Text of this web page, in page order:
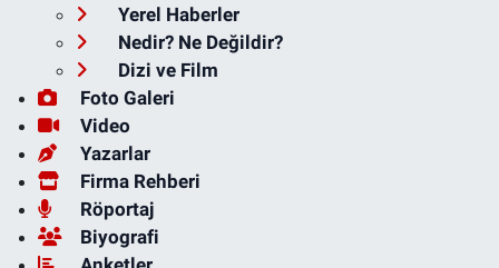
Yerel Haberler
Nedir? Ne Değildir?
Dizi ve Film
Foto Galeri
Video
Yazarlar
Firma Rehberi
Röportaj
Biyografi